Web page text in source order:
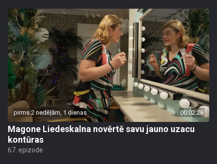
pirms 2 nedēļām, 1 dienas 00:02:28
Magone Liedeskalna novērtē savu jauno uzacu
kontūras
67. epizode